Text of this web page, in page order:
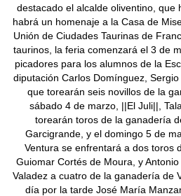
destacado el alcalde oliventino, que
habrá un homenaje a la Casa de
Unión de Ciudades Taurinas de
taurinos, la feria comenzará el 3 de
picadores para los alumnos de la
diputación Carlos Domínguez,
que torearán seis novillos de la
sábado 4 de marzo, ||El Juli||,
torearán toros de la ganadería
Garcigrande, y el domingo 5 de
Ventura se enfrentará a dos toros
Guiomar Cortés de Moura, y
Valadez a cuatro de la ganadería de
día por la tarde José María